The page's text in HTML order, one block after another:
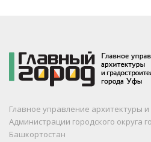
Главное управление архитектуры и
Администрации городского округа
Башкортостан